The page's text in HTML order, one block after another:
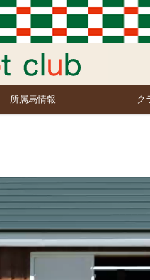
所属馬情報 ク